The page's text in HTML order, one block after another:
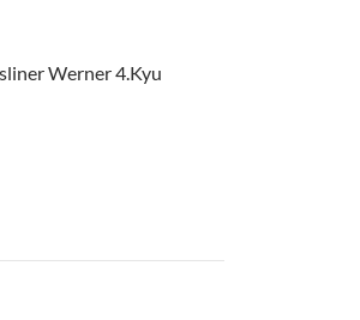
Werner 4.Kyu